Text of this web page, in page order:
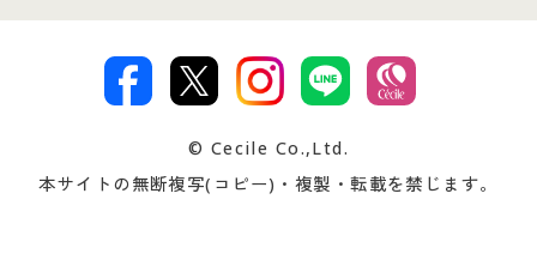
著作権・商標について 会社案内
プレゼント＆キャンペーン サイトマップ
交換・返品は お支払は
ついて
忘れの場合
© Cecile Co.,Ltd.
本サイトの無断複写(コピー)・複製・転載を禁じます。